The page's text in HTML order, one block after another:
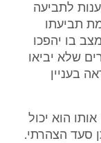
לתביעה
תביעתו
בו יהפכו
שלא יביאו
בעניין
הוא יכול
סעד הצהרתי.